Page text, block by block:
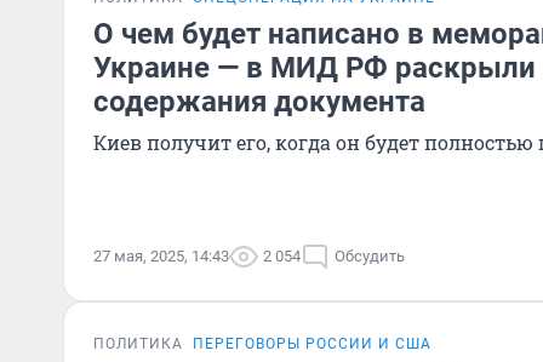
О чем будет написано в
Украине — в МИД РФ раскрыли
содержания документа
Киев получит его, когда он будет полностью
27 мая, 2025, 14:43 2 054 Обсудить
ПОЛИТИКА ПЕРЕГОВОРЫ РОССИИ И США